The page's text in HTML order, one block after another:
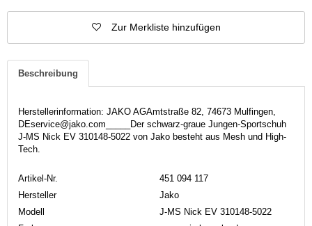
Zur Merkliste hinzufügen
Beschreibung
Herstellerinformation: JAKO AGAmtstraße 82, 74673 Mulfingen,
DEservice@jako.com_____Der schwarz-graue Jungen-Sportschuh
J-MS Nick EV 310148-5022 von Jako besteht aus Mesh und High-
Tech.
Artikel-Nr.
451 094 117
Hersteller
Jako
Modell
J-MS Nick EV 310148-5022